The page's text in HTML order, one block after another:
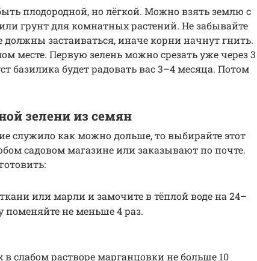
плодородной, но лёгкой. Можно взять землю с
грунт для комнатных растений. Не забывайте
застаиваться, иначе корни начнут гнить.
месте. Первую зелень можно срезать уже через 3
базилика будет радовать вас 3–4 месяца. Потом
зелени из семян
служило как можно дольше, то выбирайте этот
садовом магазине или заказывают по почте.
или марли и замочите в тёплой воде на 24–
поменяйте не меньше 4 раз.
слабом растворе марганцовки не больше 10